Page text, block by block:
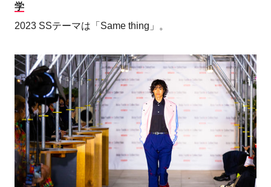
学
2023 SSテーマは「Same thing」。